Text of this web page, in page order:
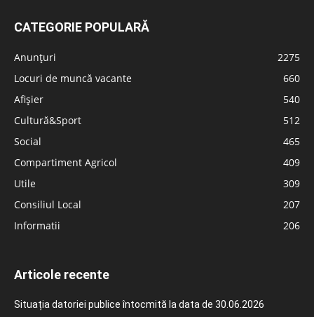
CATEGORIE POPULARĂ
Anunțuri
2275
Locuri de muncă vacante
660
Afișier
540
Cultură&Sport
512
Social
465
Compartiment Agricol
409
Utile
309
Consiliul Local
207
Informatii
206
Articole recente
Situația datoriei publice întocmită la data de 30.06.2026